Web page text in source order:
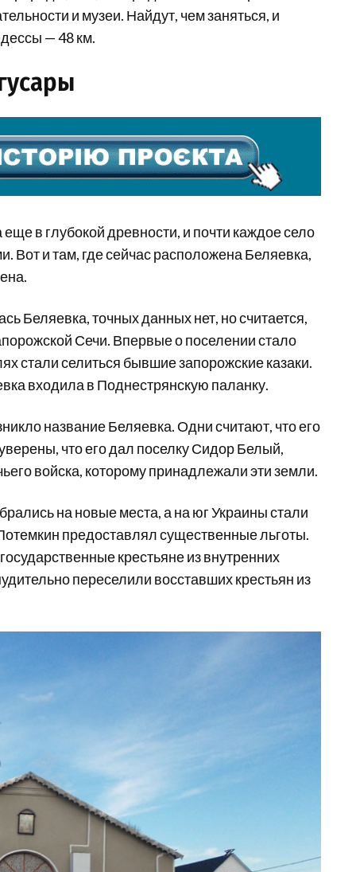
и музеи. Найдут, чем заняться, и
— 48 км.
в глубокой древности, и почти каждое село
Вот и там, где сейчас расположена Беляевка,
Беляевка, точных данных нет, но считается,
Сечи. Впервые о поселении стало
стали селиться бывшие запорожские казаки.
входила в Поднестрянскую паланку.
название Беляевка. Одни считают, что его
что его дал поселку Сидор Белый,
войска, которому принадлежали эти земли.
на новые места, а на юг Украины стали
предоставлял существенные льготы.
крестьяне из внутренних
переселили восставших крестьян из